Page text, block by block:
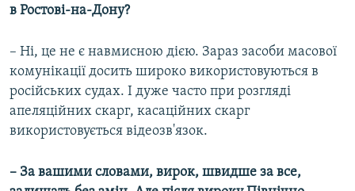
в Ростові-на-Дону?
– Ні, це не є навмисною дією. Зараз засоби масової
комунікації досить широко використовуються в
російських судах. І дуже часто при розгляді
апеляційних скарг, касаційних скарг
використовується відеозв'язок.
– За вашими словами, вирок, швидше за все,